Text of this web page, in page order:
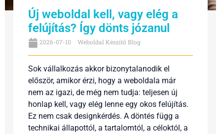
Új weboldal kell, vagy elég a
felújítás? Így dönts józanul
2026-07-10 Weboldal Készítő Blog
Sok vállalkozás akkor bizonytalanodik el
először, amikor érzi, hogy a weboldala már
nem az igazi, de még nem tudja: teljesen új
honlap kell, vagy elég lenne egy okos felújítás.
Ez nem csak designkérdés. A döntés függ a
technikai állapottól, a tartalomtól, a céloktól, a